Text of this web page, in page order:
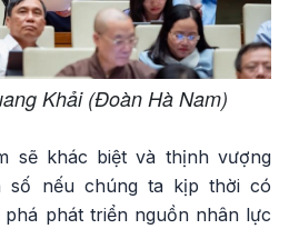
Khải (Đoàn Hà Nam)
sẽ khác biệt và thịnh vượng
số nếu chúng ta kịp thời có
phát triển nguồn nhân lực